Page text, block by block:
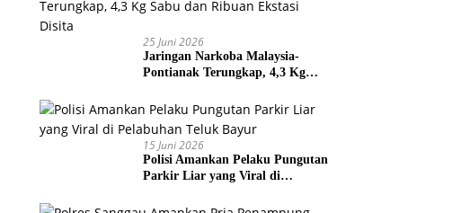
25 Juni 2026
Jaringan Narkoba Malaysia-
Pontianak Terungkap, 4,3 Kg
15 Juni 2026
Polisi Amankan Pelaku Pungutan
Parkir Liar yang Viral di